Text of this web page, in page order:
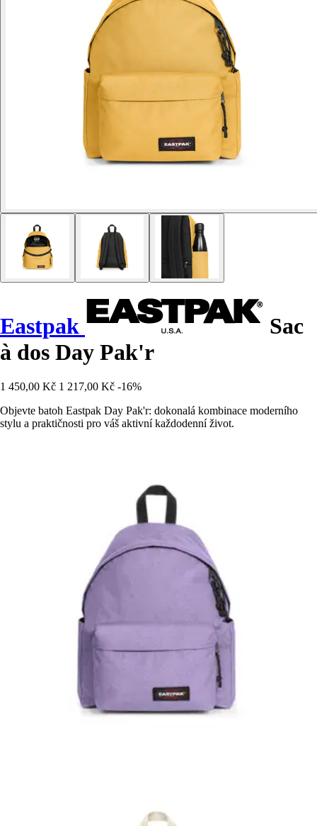
Eastpak
Sac
à dos Day Pak'r
1 450,00 Kč 1 217,00 Kč -16%
Objevte batoh Eastpak Day Pak'r: dokonalá kombinace moderního
stylu a praktičnosti pro váš aktivní každodenní život.